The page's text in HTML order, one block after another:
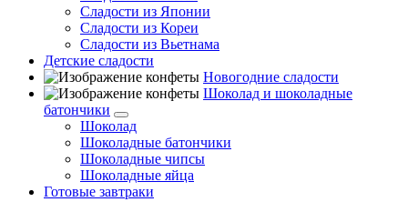
Сладости из Японии
Сладости из Кореи
Сладости из Вьетнама
Детские сладости
Новогодние сладости
Шоколад и шоколадные
батончики
Шоколад
Шоколадные батончики
Шоколадные чипсы
Шоколадные яйца
Готовые завтраки